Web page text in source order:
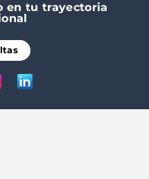
en tu trayectoria